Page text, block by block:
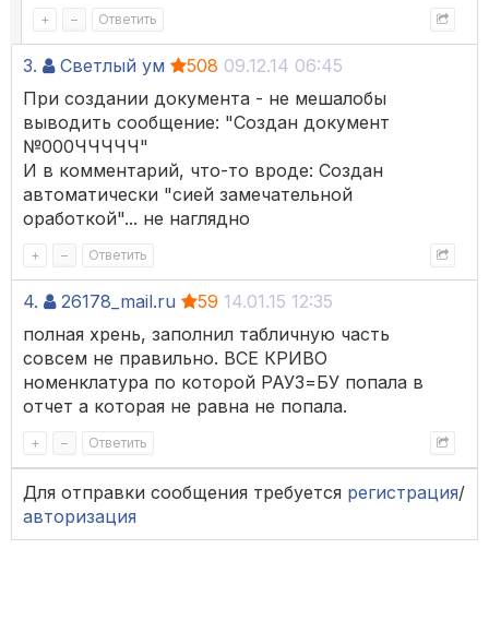
+ – Ответить
3. Светлый ум 508 09.12.14 06:45
При создании документа - не мешалобы
выводить сообщение: "Создан документ
№000ЧЧЧЧЧ"
И в комментарий, что-то вроде: Создан
автоматически "сией замечательной
оработкой"... не наглядно
+ – Ответить
4. 26178_mail.ru 59 14.01.15 12:35
полная хрень, заполнил табличную часть
совсем не правильно. ВСЕ КРИВО
номенклатура по которой РАУЗ=БУ попала в
отчет а которая не равна не попала.
+ – Ответить
Для отправки сообщения требуется регистрация/
авторизация